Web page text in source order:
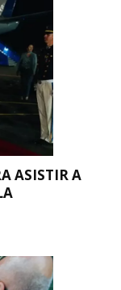
ASISTIR A